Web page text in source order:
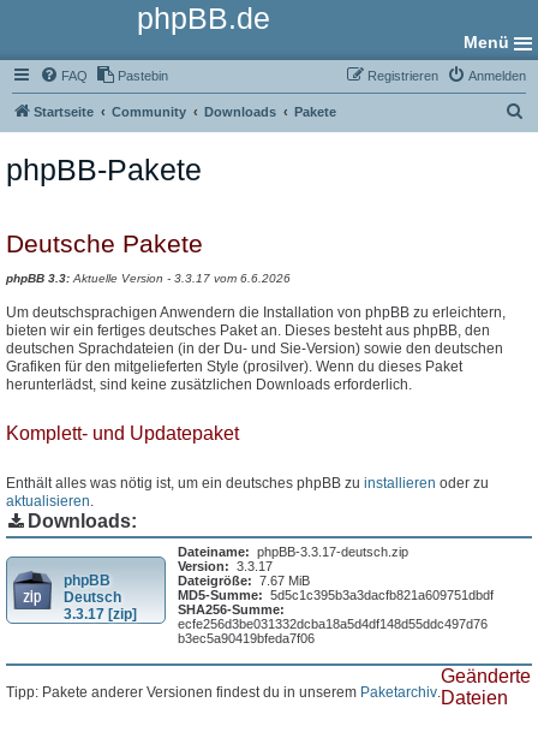
phpBB.de
Menü
FAQ Pastebin Anmelden
Registrieren
Startseite Community Downloads Pakete
phpBB-Pakete
Deutsche Pakete
phpBB 3.3: Aktuelle Version - 3.3.17 vom 6.6.2026
Um deutschsprachigen Anwendern die Installation von phpBB zu erleichtern,
bieten wir ein fertiges deutsches Paket an. Dieses besteht aus phpBB, den
deutschen Sprachdateien (in der Du- und Sie-Version) sowie den deutschen
Grafiken für den mitgelieferten Style (prosilver). Wenn du dieses Paket
herunterlädst, sind keine zusätzlichen Downloads erforderlich.
Komplett- und Updatepaket
Enthält alles was nötig ist, um ein deutsches phpBB zu installieren oder zu
aktualisieren.
Downloads:
phpBB
Deutsch
3.3.17 [zip]
Dateiname: phpBB-3.3.17-deutsch.zip
Version: 3.3.17
Dateigröße: 7.67 MiB
MD5-Summe: 5d5c1c395b3a3dacfb821a609751dbdf
SHA256-Summe:
ecfe256d3be031332dcba18a5d4df148d55ddc497d76
b3ec5a90419bfeda7f06
Tipp: Pakete anderer Versionen findest du in unserem Paketarchiv.
Geänderte
Dateien